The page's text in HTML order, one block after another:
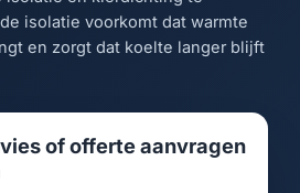
isolatie voorkomt dat warmte
en zorgt dat koelte langer blijft
of offerte aanvragen